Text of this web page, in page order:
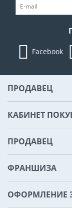
Facebook
ПРОДАВЕЦ
КАБИНЕТ
ПРОДАВЕЦ
ФРАНШИЗА
ОФОРМЛЕНИЕ